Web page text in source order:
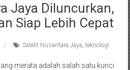
Jaya Diluncurkan,
Siap Lebih Cepat
Satelit Nusantara Jaya teknologi
merata adalah salah satu kunci